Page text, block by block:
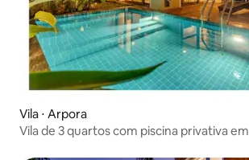
Vila ⋅ Arpora
Vila de 3 quartos com piscina privativa em